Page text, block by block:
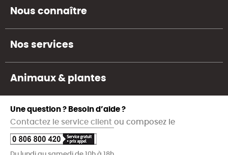
Nous connaître
Nos services
Animaux & plantes
Une question ? Besoin d’aide ?
Contactez le service client ou composez le